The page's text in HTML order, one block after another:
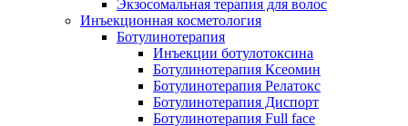
Экзосомальная терапия для волос
Инъекционная косметология
Ботулинотерапия
Инъекции ботулотоксина
Ботулинотерапия Ксеомин
Ботулинотерапия Релатокс
Ботулинотерапия Диспорт
Ботулинотерапия Full face